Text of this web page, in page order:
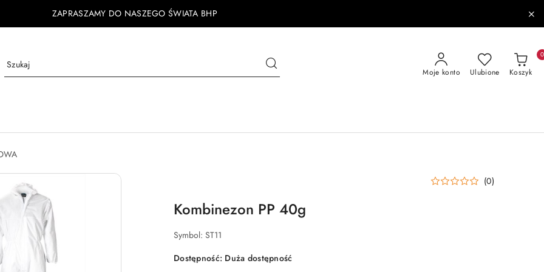
ZAPRASZAMY DO NASZEGO ŚWIATA BHP
Moje konto Ulubione Koszyk
0
(0)
Kombinezon PP 40g
Symbol: ST11
Dostępność: Duża dostępność